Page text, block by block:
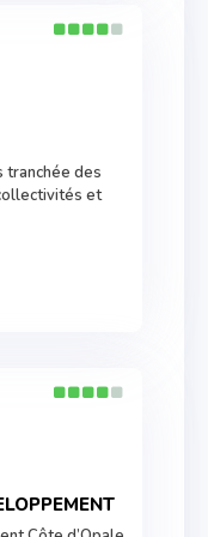
tranchée des
et